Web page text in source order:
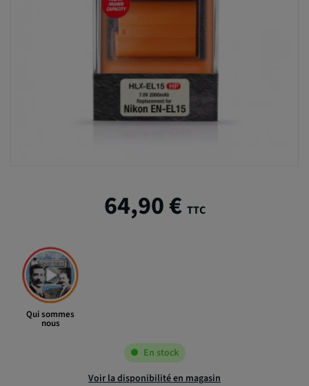
64,90 € TTC
Qui sommes
nous
En stock
Voir la disponibilité en magasin